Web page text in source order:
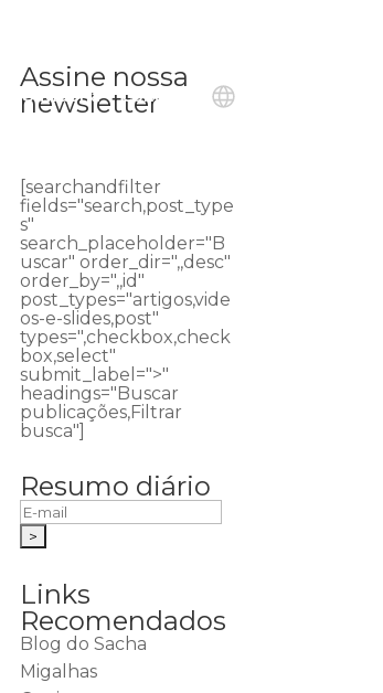
Ouvidoria Contato
Assine nossa
newsletter
[searchandfilter
fields="search,post_type
s"
search_placeholder="B
uscar" order_dir=",,desc"
order_by=",,id"
post_types="artigos,vide
os-e-slides,post"
types=",checkbox,check
box,select"
submit_label=">"
headings="Buscar
publicações,Filtrar
busca"]
Resumo diário
Links
Recomendados
Blog do Sacha
Migalhas